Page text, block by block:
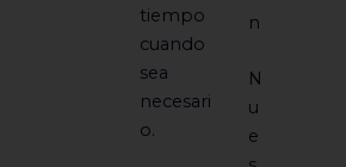
tiempo
cuando
sea
necesari
o.
n
N
u
e